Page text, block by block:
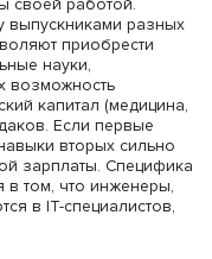
качества учебного
кто обучался в
показателем
приема по ЕГЭ. Как
балл
выпускников в
выпускники
устойчивостью.
влияет и такой